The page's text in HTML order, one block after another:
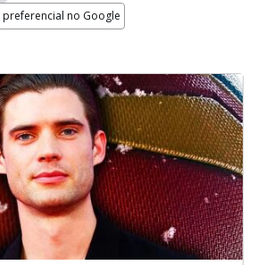
no Google